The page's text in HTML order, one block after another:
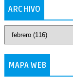
ARCHIVO
MAPA WEB